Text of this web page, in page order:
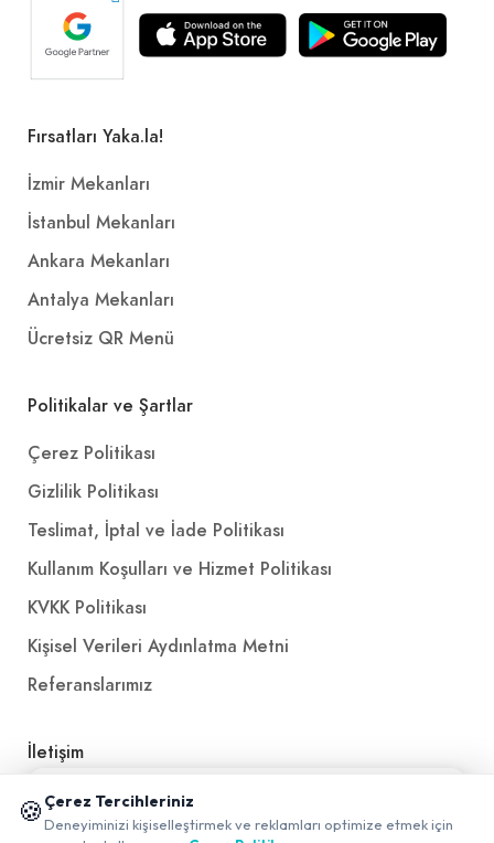
Fırsatları Yaka.la!
İzmir Mekanları
İstanbul Mekanları
Ankara Mekanları
Antalya Mekanları
Ücretsiz QR Menü
Politikalar ve Şartlar
Çerez Politikası
Gizlilik Politikası
Teslimat, İptal ve İade Politikası
Kullanım Koşulları ve Hizmet Politikası
KVKK Politikası
Kişisel Verileri Aydınlatma Metni
Referanslarımız
İletişim
E-Posta iletisim@yakalamac.com.tr
Dokuz Eylül Üniversitesi Teknoparkı Adatepe Mah.
🍪 Çerez Tercihleriniz
Deneyiminizi kişiselleştirmek ve reklamları optimize etmek için
📱 Mobil uygulamamızı keşfedin!
✖